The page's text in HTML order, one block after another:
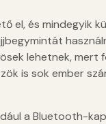
el, és mindegyik
lehetnek, mert
is sok ember
a Bluetooth-